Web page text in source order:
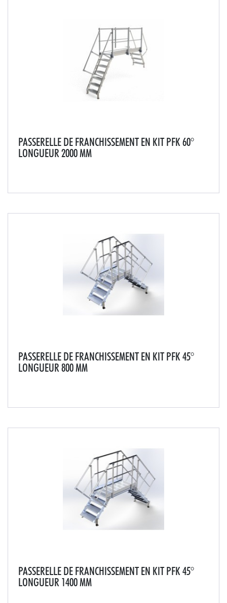
PASSERELLE DE FRANCHISSEMENT EN KIT PFK 60°
LONGUEUR 2000 MM
assembler (plans de montée, passerelle,...
PASSERELLE DE FRANCHISSEMENT EN KIT PFK 45°
LONGUEUR 800 MM
antidérapantes en aluminium strié.Livré en 4 modules à
PASSERELLE DE FRANCHISSEMENT EN KIT PFK 45°
LONGUEUR 1400 MM